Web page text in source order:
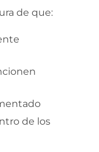
de que:
de los